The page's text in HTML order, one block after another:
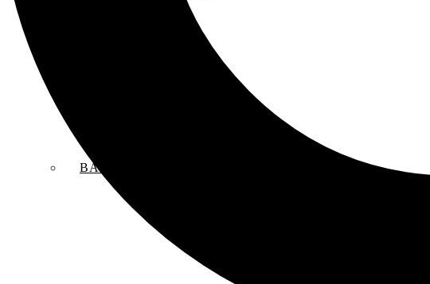
BANDAS SONORAS ORIGINALES